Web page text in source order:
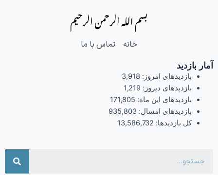
بسم الله الرحمن الرحیم
خانه تماس با ما
آمار بازدید
بازدیدهای امروز: 3,918
بازدیدهای دیروز: 1,219
بازدیدهای این ماه: 171,805
بازدیدهای امسال: 935,803
کل بازدیدها: 13,586,732